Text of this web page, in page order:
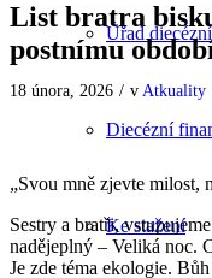
Úřad
Diecézní
Ke stažení
List bratra
postnímu
18 února, 2026 / v Atkuality
„Svou mně zjevte milost,
Sestry a bratři,
nadějeplný – Veliká noc.
Je zde téma ekologie.